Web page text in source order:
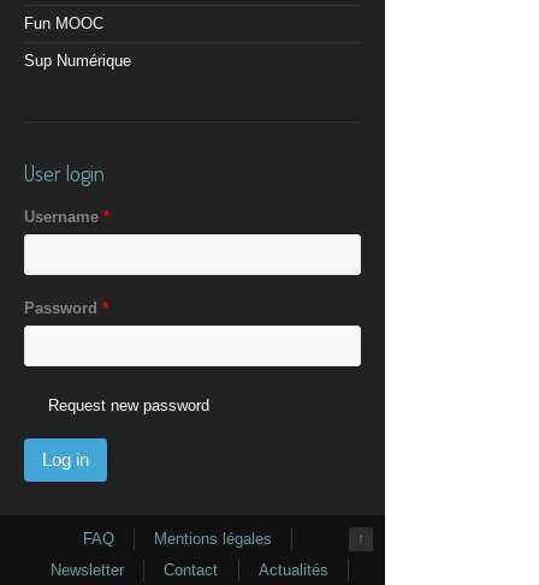
Fun MOOC
Sup Numérique
User login
Username *
Password *
Request new password
↑
FAQ
Mentions légales
Newsletter
Contact Actualités